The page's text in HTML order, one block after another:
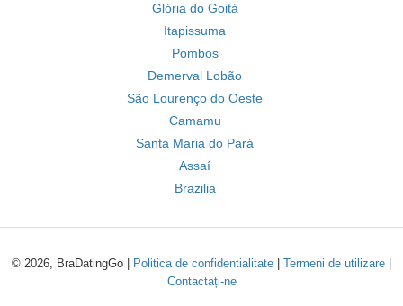
Glória do Goitá
Itapissuma
Pombos
Demerval Lobão
São Lourenço do Oeste
Camamu
Santa Maria do Pará
Assaí
Brazilia
© 2026, BraDatingGo | Politica de confidentialitate Termeni de utilizare
Contactați-ne